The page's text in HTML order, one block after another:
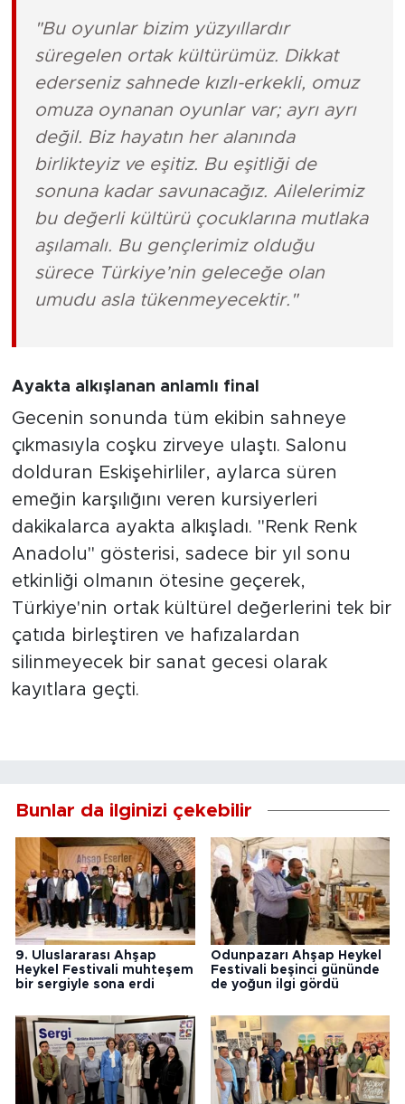
"Bu oyunlar bizim yüzyıllardır
süregelen ortak kültürümüz. Dikkat
ederseniz sahnede kızlı-erkekli, omuz
omuza oynanan oyunlar var; ayrı ayrı
değil. Biz hayatın her alanında
birlikteyiz ve eşitiz. Bu eşitliği de
sonuna kadar savunacağız. Ailelerimiz
bu değerli kültürü çocuklarına mutlaka
aşılamalı. Bu gençlerimiz olduğu
sürece Türkiye’nin geleceğe olan
umudu asla tükenmeyecektir."
Ayakta alkışlanan anlamlı final
Gecenin sonunda tüm ekibin sahneye
çıkmasıyla coşku zirveye ulaştı. Salonu
dolduran Eskişehirliler, aylarca süren
emeğin karşılığını veren kursiyerleri
dakikalarca ayakta alkışladı. "Renk Renk
Anadolu" gösterisi, sadece bir yıl sonu
etkinliği olmanın ötesine geçerek,
Türkiye'nin ortak kültürel değerlerini tek bir
çatıda birleştiren ve hafızalardan
silinmeyecek bir sanat gecesi olarak
kayıtlara geçti.
Bunlar da ilginizi çekebilir
9. Uluslararası Ahşap
Heykel Festivali muhteşem
bir sergiyle sona erdi
Odunpazarı Ahşap Heykel
Festivali beşinci gününde
de yoğun ilgi gördü